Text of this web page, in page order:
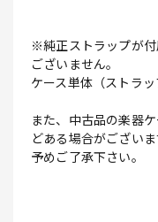
※純正ストラップが
ございません。
ケース単体（ストラッ
また、中古品の楽器
どある場合がございま
予めご了承下さい。